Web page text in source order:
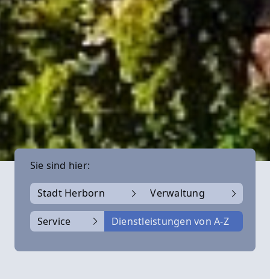
Sie sind hier:
Stadt Herborn Verwaltung
Service Dienstleistungen von A-Z